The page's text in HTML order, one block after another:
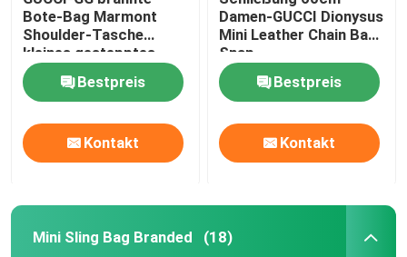
Bote-Bag Marmont
Shoulder-Tasche
kleines gestepptes
Leder ein
Bestpreis
Kontakt
Damen-GUCCI Dionysus
Mini Leather Chain Bag
Snap
Bestpreis
Kontakt
Mini Sling Bag Branded (18)